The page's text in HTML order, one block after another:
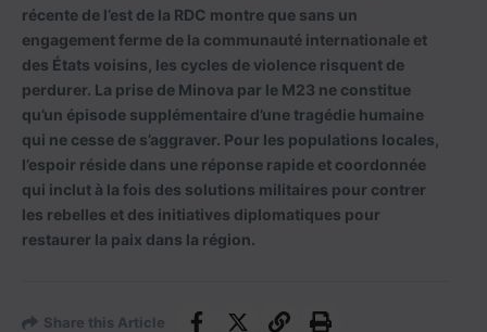
récente de l’est de la RDC montre que sans un
engagement ferme de la communauté internationale et
des États voisins, les cycles de violence risquent de
perdurer. La prise de Minova par le M23 ne constitue
qu’un épisode supplémentaire d’une tragédie humaine
qui ne cesse de s’aggraver. Pour les populations locales,
l’espoir réside dans une réponse rapide et coordonnée
qui inclut à la fois des solutions militaires pour contrer
les rebelles et des initiatives diplomatiques pour
restaurer la paix dans la région.
Share this Article